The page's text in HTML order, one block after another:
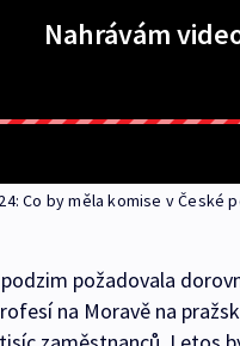
Nahrávám
Co by měla komise v České
podzim požadovala
na Moravě na